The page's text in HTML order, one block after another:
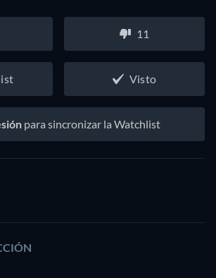
11
Visto
para sincronizar la Watchlist